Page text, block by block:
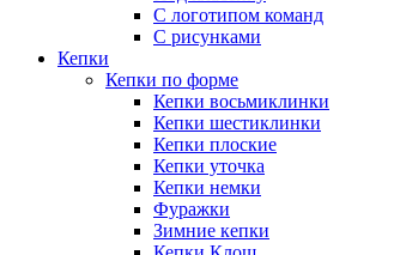
С логотипом команд
С рисунками
Кепки
Кепки по форме
Кепки восьмиклинки
Кепки шестиклинки
Кепки плоские
Кепки уточка
Кепки немки
Фуражки
Зимние кепки